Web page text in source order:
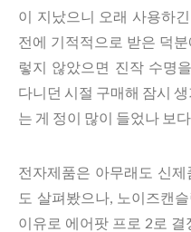
이 지났으니 오래 사용하
전에 기적적으로 받은 덕
렇지 않았으면 진작 수명
다니던 시절 구매해 잠시
는 게 정이 많이 들었나 보
전자제품은 아무래도 신
도 살펴봤으나, 노이즈캔
이유로 에어팟 프로 2로